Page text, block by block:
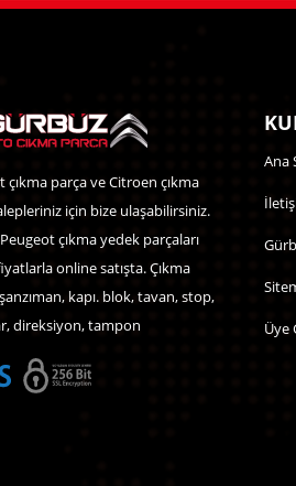
çıkma parça ve Citroen çıkma
için bize ulaşabilirsiniz.
çıkma yedek parçaları
online satışta. Çıkma
kapı. blok, tavan, stop,
direksiyon, tampon
Ana
Üye